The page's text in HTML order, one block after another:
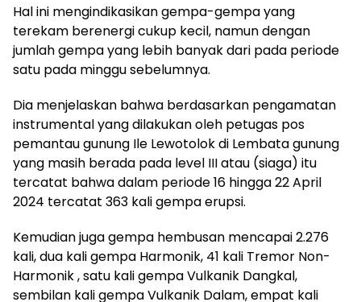
Hal ini mengindikasikan gempa-gempa yang
terekam berenergi cukup kecil, namun dengan
jumlah gempa yang lebih banyak dari pada periode
satu pada minggu sebelumnya.
Dia menjelaskan bahwa berdasarkan pengamatan
instrumental yang dilakukan oleh petugas pos
pemantau gunung Ile Lewotolok di Lembata gunung
yang masih berada pada level III atau (siaga) itu
tercatat bahwa dalam periode 16 hingga 22 April
2024 tercatat 363 kali gempa erupsi.
Kemudian juga gempa hembusan mencapai 2.276
kali, dua kali gempa Harmonik, 41 kali Tremor Non-
Harmonik , satu kali gempa Vulkanik Dangkal,
sembilan kali gempa Vulkanik Dalam, empat kali